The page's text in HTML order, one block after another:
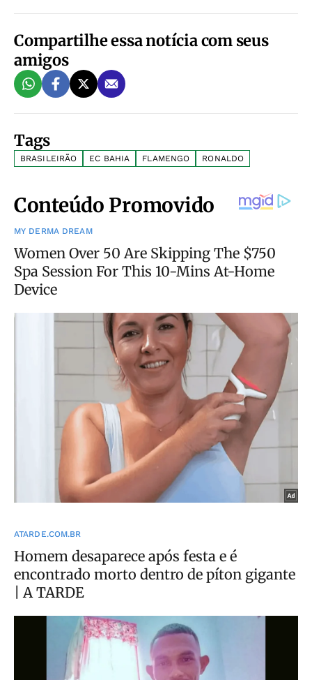
Compartilhe essa notícia com seus
amigos
Tags
BRASILEIRÃO EC BAHIA FLAMENGO RONALDO